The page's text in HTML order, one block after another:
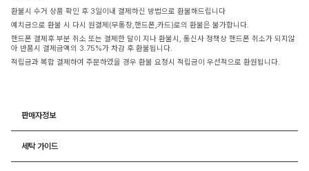
환불시 수거 상품 확인 후 3일이내 결제하신 방법으로 환불해드립니다
예치금으로 환불 시 다시 원결제(무통장,핸드폰,카드)로의 환불은 불가합니다.
핸드폰 결제후 부분 취소 또는 결제한 달이 지나 환불시, 통신사 정책상 핸드폰 취소가 되지않
아 반품시 결제금액의 3.75%가 차감 후 환불됩니다.
적립금과 복합 결제하여 주문하였을 경우 환불 요청시 적립금이 우선적으로 환원됩니다.
판매자정보
세탁 가이드